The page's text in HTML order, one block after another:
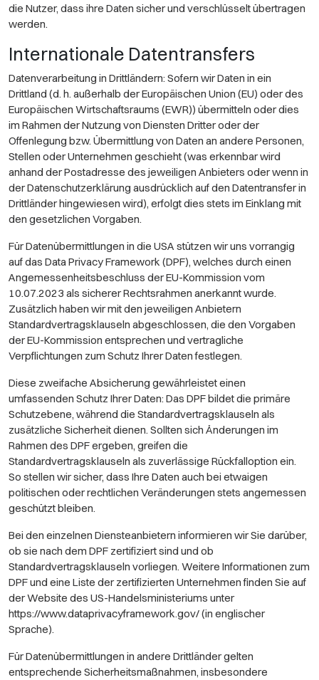
die Nutzer, dass ihre Daten sicher und verschlüsselt übertragen
werden.
Internationale Datentransfers
Datenverarbeitung in Drittländern: Sofern wir Daten in ein
Drittland (d. h. außerhalb der Europäischen Union (EU) oder des
Europäischen Wirtschaftsraums (EWR)) übermitteln oder dies
im Rahmen der Nutzung von Diensten Dritter oder der
Offenlegung bzw. Übermittlung von Daten an andere Personen,
Stellen oder Unternehmen geschieht (was erkennbar wird
anhand der Postadresse des jeweiligen Anbieters oder wenn in
der Datenschutzerklärung ausdrücklich auf den Datentransfer in
Drittländer hingewiesen wird), erfolgt dies stets im Einklang mit
den gesetzlichen Vorgaben.
Für Datenübermittlungen in die USA stützen wir uns vorrangig
auf das Data Privacy Framework (DPF), welches durch einen
Angemessenheitsbeschluss der EU-Kommission vom
10.07.2023 als sicherer Rechtsrahmen anerkannt wurde.
Zusätzlich haben wir mit den jeweiligen Anbietern
Standardvertragsklauseln abgeschlossen, die den Vorgaben
der EU-Kommission entsprechen und vertragliche
Verpflichtungen zum Schutz Ihrer Daten festlegen.
Diese zweifache Absicherung gewährleistet einen
umfassenden Schutz Ihrer Daten: Das DPF bildet die primäre
Schutzebene, während die Standardvertragsklauseln als
zusätzliche Sicherheit dienen. Sollten sich Änderungen im
Rahmen des DPF ergeben, greifen die
Standardvertragsklauseln als zuverlässige Rückfalloption ein.
So stellen wir sicher, dass Ihre Daten auch bei etwaigen
politischen oder rechtlichen Veränderungen stets angemessen
geschützt bleiben.
Bei den einzelnen Diensteanbietern informieren wir Sie darüber,
ob sie nach dem DPF zertifiziert sind und ob
Standardvertragsklauseln vorliegen. Weitere Informationen zum
DPF und eine Liste der zertifizierten Unternehmen finden Sie auf
der Website des US-Handelsministeriums unter
https://www.dataprivacyframework.gov/(in englischer
Sprache).
Für Datenübermittlungen in andere Drittländer gelten
entsprechende Sicherheitsmaßnahmen, insbesondere